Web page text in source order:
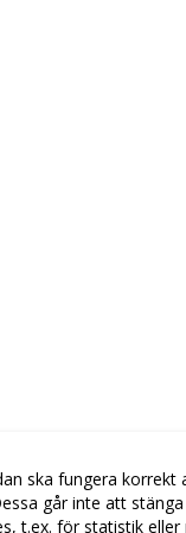
ska fungera korrekt
går inte att
t.ex. för statistik